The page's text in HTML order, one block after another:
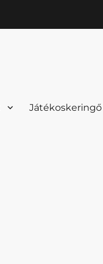
Játékoskeringő